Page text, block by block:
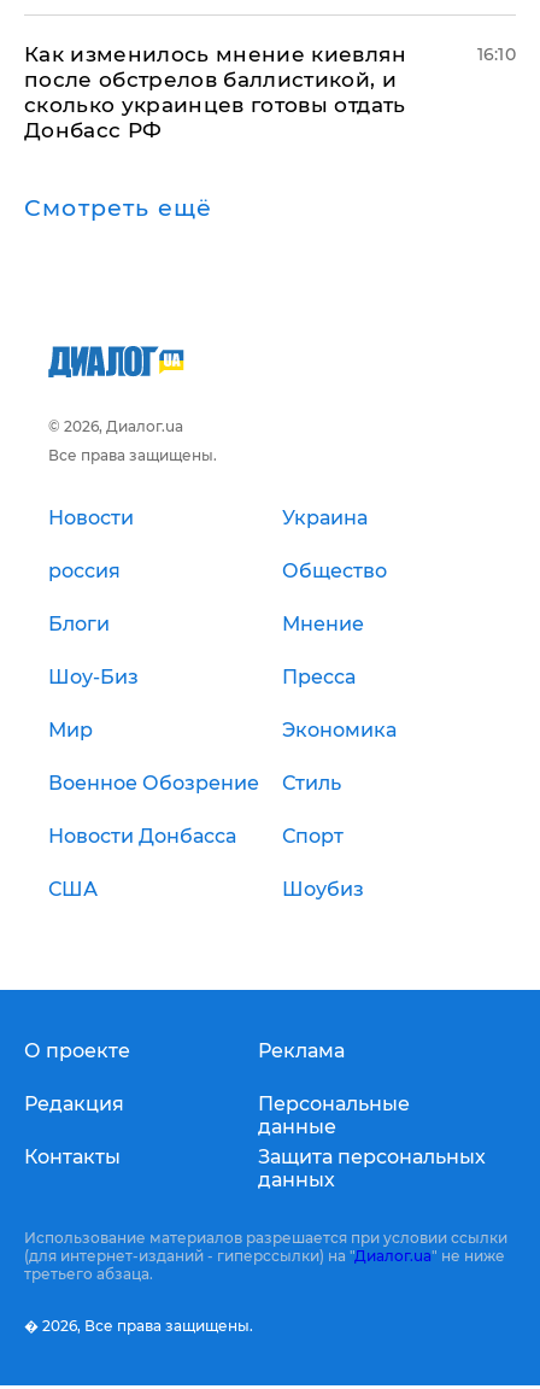
Как изменилось мнение киевлян
после обстрелов баллистикой, и
сколько украинцев готовы отдать
Донбасс РФ
16:10
Смотреть ещё
© 2026, Диалог.ua
Все права защищены.
Новости Украина
россия Общество
Блоги Мнение
Шоу-Биз Пресса
Мир Экономика
Военное Обозрение Стиль
Новости Донбасса Спорт
США Шоубиз
О проекте
Редакция
Контакты
Реклама
Персональные
данные
Защита персональных
данных
Использование материалов разрешается при условии ссылки
(для интернет-изданий - гиперссылки) на "Диалог.ua" не ниже
третьего абзаца.
� 2026, Все права защищены.